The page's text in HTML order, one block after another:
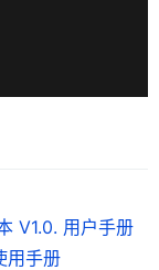
V1.0. 用户手册
用手册